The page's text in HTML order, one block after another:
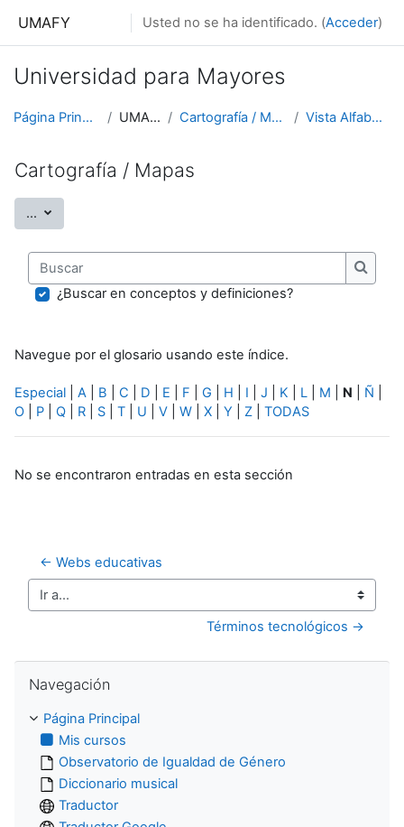
UMAFY Usted no se ha identificado. (Acceder)
Universidad para Mayores
Página Principal UMAFY Cartografía / Mapas Vista Alfabética
Cartografía / Mapas
... Exportar entradas
Buscar
Buscar
¿Buscar en conceptos y definiciones?
Navegue por el glosario usando este índice.
Especial A B C D E F G H I J K L M N Ñ
O
P Q R S T U V W X Y Z TODAS
No se encontraron entradas en esta sección
← Webs educativas
Ir a...
Términos tecnológicos →
Navegación
Página Principal
Mis cursos
Observatorio de Igualdad de Género
Diccionario musical
Traductor